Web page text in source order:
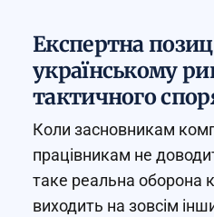
Експертна
українському
тактичного
Коли засновникам
працівникам не
таке реальна оборона
виходить на зовсім